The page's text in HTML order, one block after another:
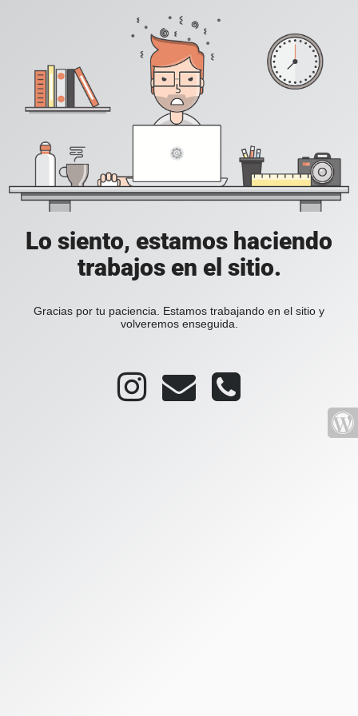
Lo siento, estamos haciendo
trabajos en el sitio.
Gracias por tu paciencia. Estamos trabajando en el sitio y
volveremos enseguida.